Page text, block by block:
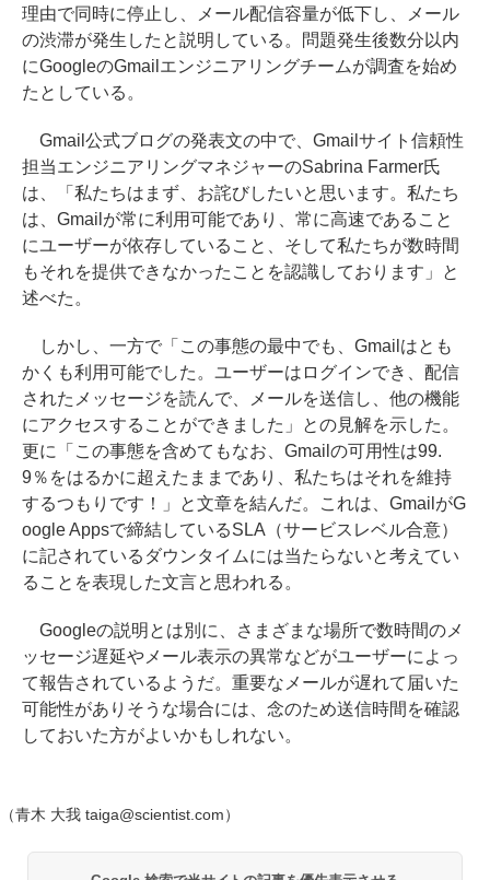
理由で同時に停止し、メール配信容量が低下し、メール
の渋滞が発生したと説明している。問題発生後数分以内
にGoogleのGmailエンジニアリングチームが調査を始め
たとしている。
Gmail公式ブログの発表文の中で、Gmailサイト信頼性
担当エンジニアリングマネジャーのSabrina Farmer氏
は、「私たちはまず、お詫びしたいと思います。私たち
は、Gmailが常に利用可能であり、常に高速であること
にユーザーが依存していること、そして私たちが数時間
もそれを提供できなかったことを認識しております」と
述べた。
しかし、一方で「この事態の最中でも、Gmailはとも
かくも利用可能でした。ユーザーはログインでき、配信
されたメッセージを読んで、メールを送信し、他の機能
にアクセスすることができました」との見解を示した。
更に「この事態を含めてもなお、Gmailの可用性は99.
9％をはるかに超えたままであり、私たちはそれを維持
するつもりです！」と文章を結んだ。これは、GmailがG
oogle Appsで締結しているSLA（サービスレベル合意）
に記されているダウンタイムには当たらないと考えてい
ることを表現した文言と思われる。
Googleの説明とは別に、さまざまな場所で数時間のメ
ッセージ遅延やメール表示の異常などがユーザーによっ
て報告されているようだ。重要なメールが遅れて届いた
可能性がありそうな場合には、念のため送信時間を確認
しておいた方がよいかもしれない。
（青木 大我 taiga@scientist.com）